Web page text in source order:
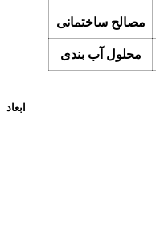
مصالح ساختمانی
محلول آب بندی
ابعاد